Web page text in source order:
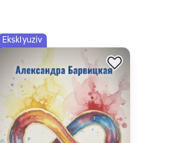
Eksklyuziv